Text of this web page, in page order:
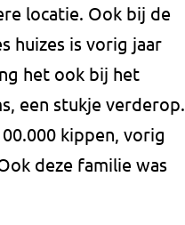
locatie. Ook bij de
huizes is vorig jaar
het ook bij het
een stukje verderop.
kippen, vorig
deze familie was